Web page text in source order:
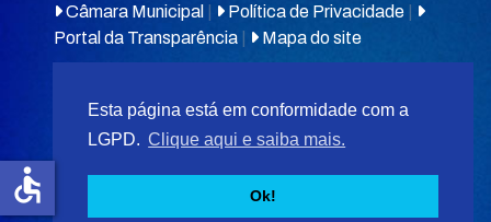
Esta página está em conformidade com a
LGPD. Clique aqui e saiba mais.
Ok!
Câmara Municipal Política de Privacidade
Portal da Transparência
Mapa do site
© 2026MIT Tabapuã.
accessible